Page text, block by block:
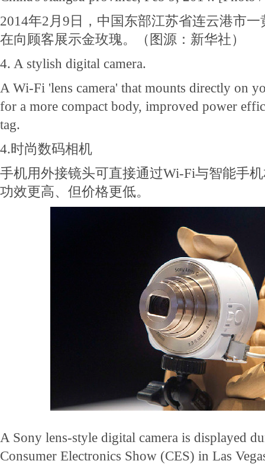
2014年2月9日，中国东部江苏省连云港市
在向顾客展示金玫瑰。（图源：新华社）
4. A stylish digital camera.
A Wi-Fi 'lens camera' that mounts directly on
for a more compact body, improved power
tag.
4.时尚数码相机
手机用外接镜头可直接通过Wi-Fi与智能手
功效更高、但价格更低。
A Sony lens-style digital camera is displayed
Consumer Electronics Show (CES) in Las